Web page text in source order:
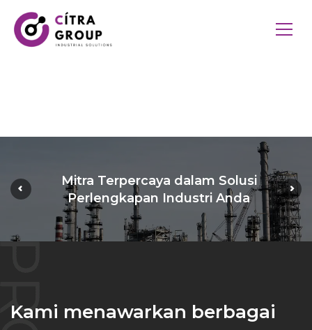
Mitra Terpercaya dalam Solusi
Perlengkapan Industri Anda
Kami menawarkan berbagai